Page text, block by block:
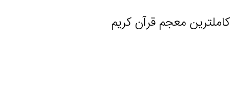
کاملترین معجم قرآن کریم